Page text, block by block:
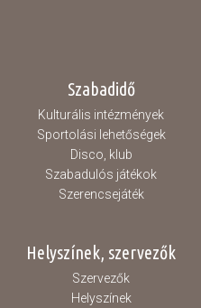
Szabadidő
Kulturális intézmények
Sportolási lehetőségek
Disco, klub
Szabadulós játékok
Szerencsejáték
Helyszínek, szervezők
Szervezők
Helyszínek